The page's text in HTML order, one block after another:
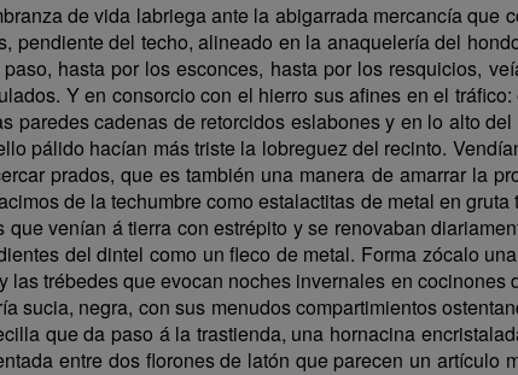
de vida labriega ante la abigarrada mercancía que
del techo, alineado en la anaquelería del
hasta por los esconces, hasta por los resquicios,
Y en consorcio con el hierro sus afines en el
cadenas de retorcidos eslabones y en lo alto del
pálido hacían más triste la lobreguez del recinto.
prados, que es también una manera de amarrar la
de la techumbre como estalactitas de metal en gruta
venían á tierra con estrépito y se renovaban
del dintel como un fleco de metal. Forma zócalo
trébedes que evocan noches invernales en cocinones
sucia, negra, con sus menudos compartimientos
que da paso á la trastienda, una hornacina
entre dos florones de latón que parecen un artículo